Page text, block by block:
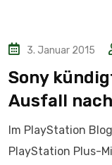
3. Januar 2015
Sony
Ausfall
Im PlayStation
PlayStation Plus-